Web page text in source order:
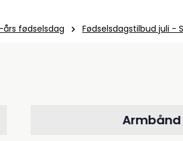
års fødselsdag Fødselsdagstilbud juli -
Armbånd